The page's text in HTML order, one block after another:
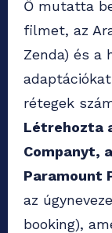
Ő mutatta
filmet, az
Zenda) és a
rétegek
Létrehozta
Companyt,
Paramount
az
booking),